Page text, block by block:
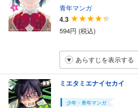
青年マンガ
4.3
594円 (税込)
あらすじを表示する
ミエタミエナイセカイ
少年・青年マンガ